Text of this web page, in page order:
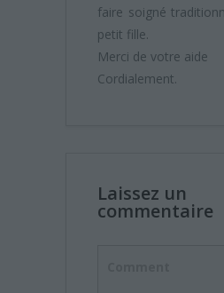
faire soigné
petit fille.
Merci de votre aide
Cordialement.
Laissez un
commentaire